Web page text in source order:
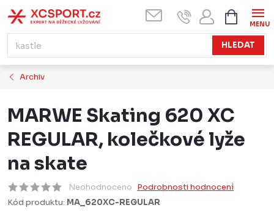
na
obsah
HLEDAT
KOŠÍK
Archiv
MARWE Skating 620 XC
REGULAR, kolečkové lyže
na skate
Neohodnoceno Podrobnosti hodnocení
Kód produktu: MA_620XC-REGULAR